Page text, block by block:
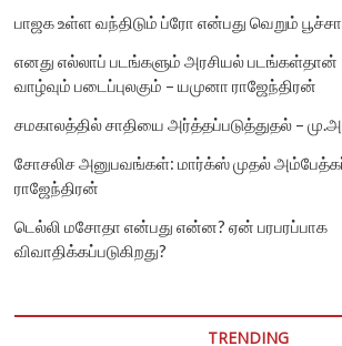
பாஜக உள்ள வந்திடும் ப்ரோ என்பது வெறும்
எனது எல்லாப் படங்களும் அரசியல் படங்கள்தான் :
வாழ்வும் படைப்புலகும் – யமுனா ராஜேந்திரன்
சமகாலத்தில் சாதியை அர்த்தப்படுத்துதல் –
சோசலிச அனுபவங்கள்: மார்க்ஸ் முதல்
ராஜேந்திரன்
டெல்லி மசோதா என்பது என்ன? ஏன் பரபரப்பாக
விவாதிக்கப்படுகிறது?
TRENDING